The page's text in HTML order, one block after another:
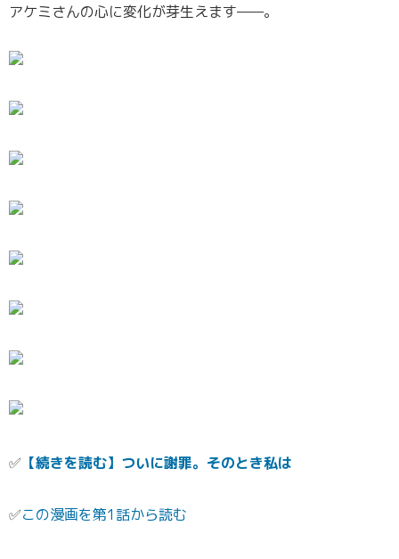
アケミさんの心に変化が芽生えます——。
✅ 【続きを読む】ついに謝罪。そのとき私は
✅この漫画を第1話から読む